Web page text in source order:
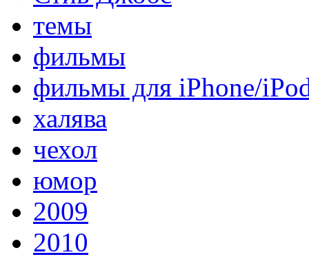
темы
фильмы
фильмы для iPhone/
халява
чехол
юмор
2009
2010